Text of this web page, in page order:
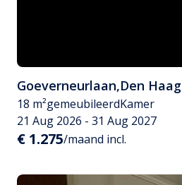
Goeverneurlaan,Den Haag
18 m²gemeubileerdKamer
21 Aug 2026 - 31 Aug 2027
€ 1.275/maand incl.